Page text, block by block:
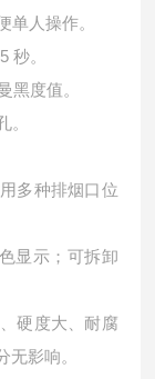
单人操作。
秒。
黑度值。
。
多种排烟口位
显示；可拆卸
硬度大、耐腐
影响。